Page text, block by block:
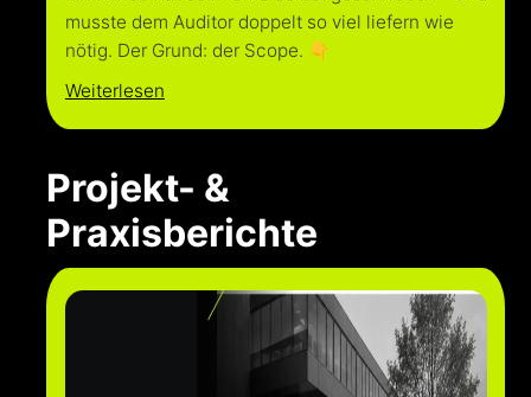
musste dem Auditor doppelt so viel liefern wie
nötig. Der Grund: der Scope. 👇
Weiterlesen
Projekt- &
Praxisberichte